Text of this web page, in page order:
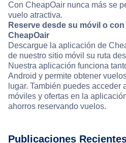
Con CheapOair nunca más se
vuelo atractiva.
Reserve desde su móvil o
CheapOair
Descargue la aplicación de
de nuestro sitio móvil su ruta
Nuestra aplicación funciona
Android y permite obtener
lugar. También puedes acceder
móviles y ofertas en la
ahorros reservando vuelos.
Publicaciones